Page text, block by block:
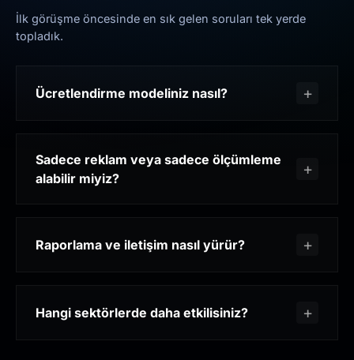
İlk görüşme öncesinde en sık gelen soruları tek yerde
topladık.
Ücretlendirme modeliniz nasıl?
Sadece reklam veya sadece ölçümleme
alabilir miyiz?
Raporlama ve iletişim nasıl yürür?
Hangi sektörlerde daha etkilisiniz?